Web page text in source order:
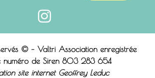
© – Valtri Association enregistrée
numéro de Siren 803 283 654
site internet Geoffrey Leduc